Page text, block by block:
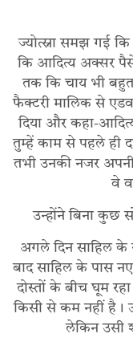
ज्योत्स्ना समझ गई
कि आदित्य अक्सर
तक कि चाय भी
फैक्टरी मालिक से
दिया और कहा-
तुम्हें काम से पहले ही
तभी उनकी नजर अपनी
वे
उन्होंने बिना कुछ
अगले दिन साहिल के
बाद साहिल के पास
दोस्तों के बीच घूम
किसी से कम नहीं है।
लेकिन उसी